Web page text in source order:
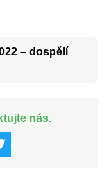
– dospělí
nás.